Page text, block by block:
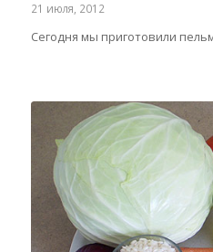
21 июля, 2012
Сегодня мы приготовили